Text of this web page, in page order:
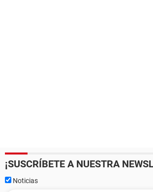
¡SUSCRÍBETE A NUESTRA
Noticias